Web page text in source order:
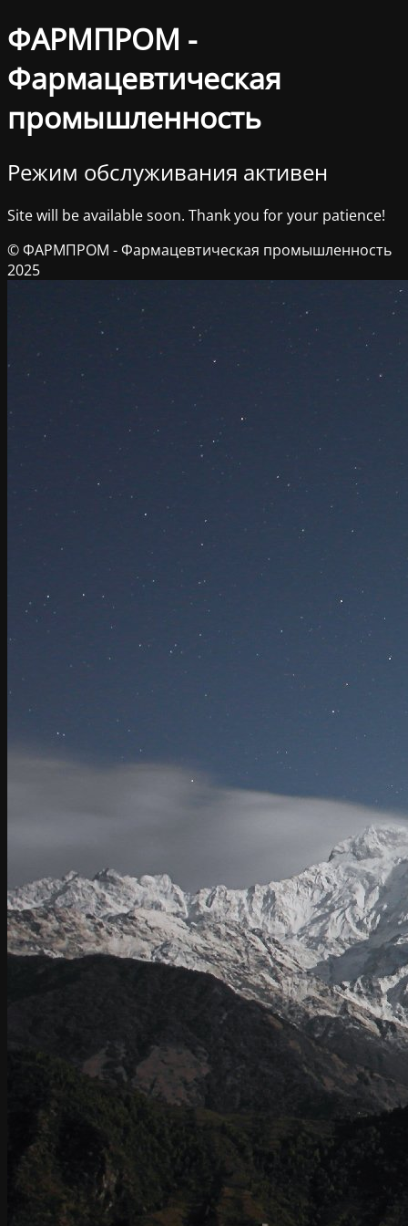
ФАРМПРОМ -
Фармацевтическая
промышленность
Режим обслуживания активен
Site will be available soon. Thank you for your patience!
© ФАРМПРОМ - Фармацевтическая промышленность
2025